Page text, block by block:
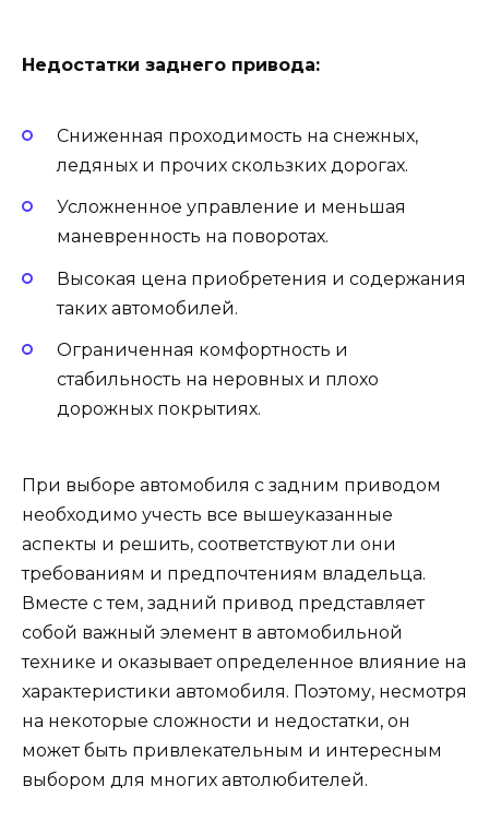
Недостатки заднего привода:
Сниженная проходимость на снежных,
ледяных и прочих скользких дорогах.
Усложненное управление и меньшая
маневренность на поворотах.
Высокая цена приобретения и содержания
таких автомобилей.
Ограниченная комфортность и
стабильность на неровных и плохо
дорожных покрытиях.
При выборе автомобиля с задним приводом
необходимо учесть все вышеуказанные
аспекты и решить, соответствуют ли они
требованиям и предпочтениям владельца.
Вместе с тем, задний привод представляет
собой важный элемент в автомобильной
технике и оказывает определенное влияние на
характеристики автомобиля. Поэтому, несмотря
на некоторые сложности и недостатки, он
может быть привлекательным и интересным
выбором для многих автолюбителей.